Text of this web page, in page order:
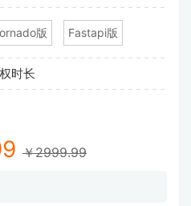
版 Fastapi版
时长
￥2999.99